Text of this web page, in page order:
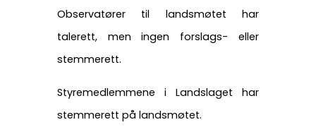
Observatører til landsmøtet har
talerett, men ingen forslags- eller
stemmerett.
Styremedlemmene i Landslaget har
stemmerett på landsmøtet.